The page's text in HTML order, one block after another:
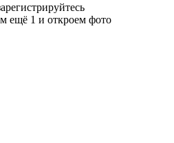
ещё 1 и откроем фото